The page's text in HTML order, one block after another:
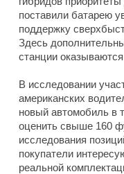
поставили батарею
поддержку
Здесь
станции
В исследовании
американских
новый автомобиль в
оценить свыше 160
исследования
покупатели
реальной